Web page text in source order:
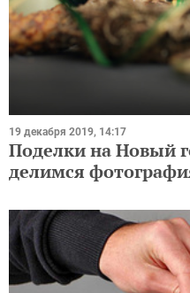
19 декабря 2019, 14:17
Поделки на Новый
делимся